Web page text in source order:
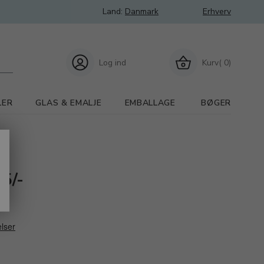
Land: Danmark Erhverv
Kurv( 0)
Log ind
GLAS & EMALJE EMBALLAGE BØGER